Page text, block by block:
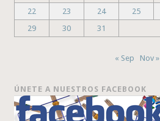
22
23 24 25
29
30 31
« Sep Nov »
ÚNETE A NUESTROS FACEBOOK